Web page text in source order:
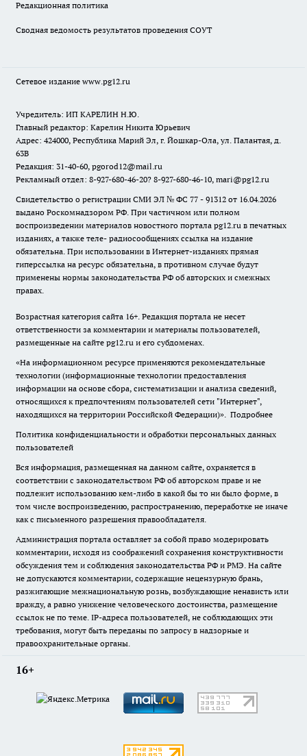
Редакционная политика
Сводная ведомость результатов проведения СОУТ
Сетевое издание www.pg12.ru
Учредитель: ИП КАРЕЛИН Н.Ю.
Главный редактор: Карелин Никита Юрьевич
Адрес: 424000, Республика Марий Эл, г. Йошкар-Ола, ул. Палантая, д.
63В
Редакция: 31-40-60, pgorod12@mail.ru
Рекламный отдел: 8-927-680-46-20? 8-927-680-46-10, mari@pg12.ru
Свидетельство о регистрации СМИ ЭЛ № ФС 77 - 91312 от 16.04.2026
выдано Роскомнадзором РФ. При частичном или полном
воспроизведении материалов новостного портала pg12.ru в печатных
изданиях, а также теле- радиосообщениях ссылка на издание
обязательна. При использовании в Интернет-изданиях прямая
гиперссылка на ресурс обязательна, в противном случае будут
применены нормы законодательства РФ об авторских и смежных
правах.
Возрастная категория сайта 16+. Редакция портала не несет
ответственности за комментарии и материалы пользователей,
размещенные на сайте pg12.ru и его субдоменах.
«На информационном ресурсе применяются рекомендательные
технологии (информационные технологии предоставления
информации на основе сбора, систематизации и анализа сведений,
относящихся к предпочтениям пользователей сети "Интернет",
находящихся на территории Российской Федерации)». Подробнее
Политика конфиденциальности и обработки персональных данных
пользователей
Вся информация, размещенная на данном сайте, охраняется в
соответствии с законодательством РФ об авторском праве и не
подлежит использованию кем-либо в какой бы то ни было форме, в
том числе воспроизведению, распространению, переработке не иначе
как с письменного разрешения правообладателя.
Администрация портала оставляет за собой право модерировать
комментарии, исходя из соображений сохранения конструктивности
обсуждения тем и соблюдения законодательства РФ и РМЭ. На сайте
не допускаются комментарии, содержащие нецензурную брань,
разжигающие межнациональную рознь, возбуждающие ненависть или
вражду, а равно унижение человеческого достоинства, размещение
ссылок не по теме. IP-адреса пользователей, не соблюдающих эти
требования, могут быть переданы по запросу в надзорные и
правоохранительные органы.
16+